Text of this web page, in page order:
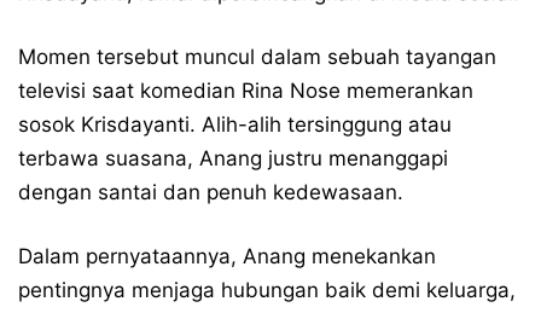
Momen tersebut muncul dalam sebuah tayangan
televisi saat komedian Rina Nose memerankan
sosok Krisdayanti. Alih-alih tersinggung atau
terbawa suasana, Anang justru menanggapi
dengan santai dan penuh kedewasaan.
Dalam pernyataannya, Anang menekankan
pentingnya menjaga hubungan baik demi keluarga,